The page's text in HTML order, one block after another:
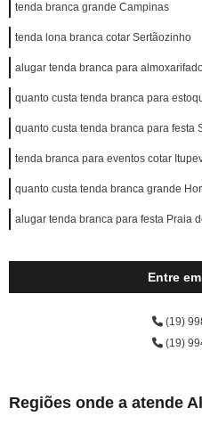
tenda branca grande Campinas
tenda lona branca cotar Sertãozinho
alugar tenda branca para
quanto custa tenda branca para
quanto custa tenda branca para festa
tenda branca para eventos cotar
quanto custa tenda branca grande
alugar tenda branca para festa Praia
Entre
(19)
(19)
Regiões onde a atende